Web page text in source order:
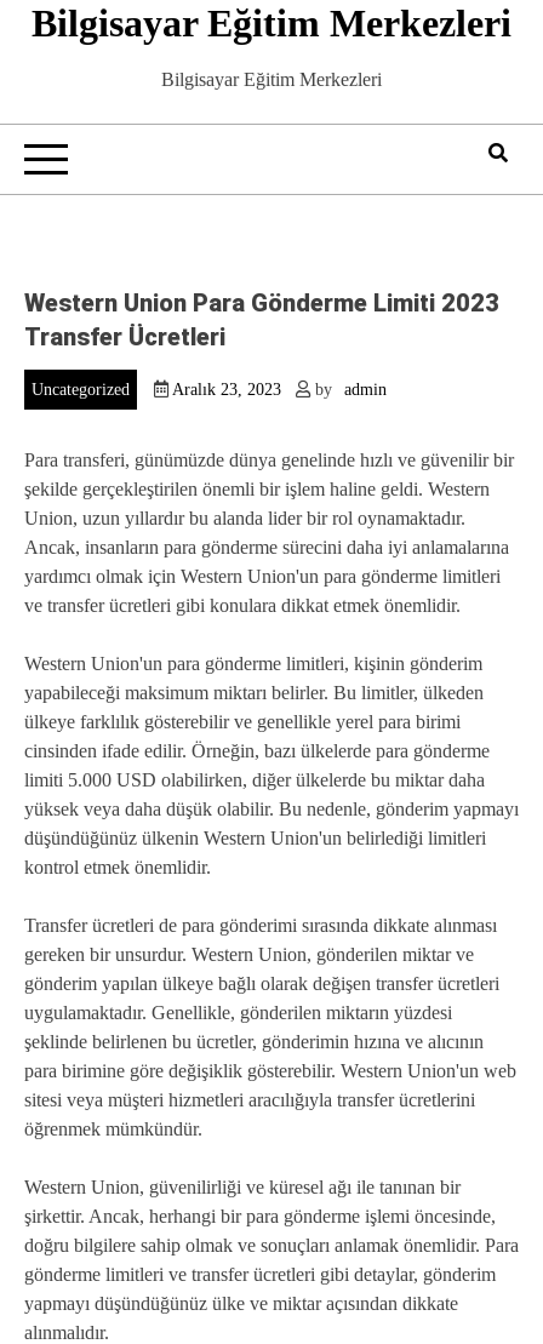
SkipBilgisayar Eğitim Merkezleri
Bilgisayar Eğitim Merkezleri
Western Union Para Gönderme Limiti 2023
Transfer Ücretleri
Uncategorized Aralık 23, 2023 by admin
Para transferi, günümüzde dünya genelinde hızlı ve güvenilir bir
şekilde gerçekleştirilen önemli bir işlem haline geldi. Western
Union, uzun yıllardır bu alanda lider bir rol oynamaktadır.
Ancak, insanların para gönderme sürecini daha iyi anlamalarına
yardımcı olmak için Western Union'un para gönderme limitleri
ve transfer ücretleri gibi konulara dikkat etmek önemlidir.
Western Union'un para gönderme limitleri, kişinin gönderim
yapabileceği maksimum miktarı belirler. Bu limitler, ülkeden
ülkeye farklılık gösterebilir ve genellikle yerel para birimi
cinsinden ifade edilir. Örneğin, bazı ülkelerde para gönderme
limiti 5.000 USD olabilirken, diğer ülkelerde bu miktar daha
yüksek veya daha düşük olabilir. Bu nedenle, gönderim yapmayı
düşündüğünüz ülkenin Western Union'un belirlediği limitleri
kontrol etmek önemlidir.
Transfer ücretleri de para gönderimi sırasında dikkate alınması
gereken bir unsurdur. Western Union, gönderilen miktar ve
gönderim yapılan ülkeye bağlı olarak değişen transfer ücretleri
uygulamaktadır. Genellikle, gönderilen miktarın yüzdesi
şeklinde belirlenen bu ücretler, gönderimin hızına ve alıcının
para birimine göre değişiklik gösterebilir. Western Union'un web
sitesi veya müşteri hizmetleri aracılığıyla transfer ücretlerini
öğrenmek mümkündür.
Western Union, güvenilirliği ve küresel ağı ile tanınan bir
şirkettir. Ancak, herhangi bir para gönderme işlemi öncesinde,
doğru bilgilere sahip olmak ve sonuçları anlamak önemlidir. Para
gönderme limitleri ve transfer ücretleri gibi detaylar, gönderim
yapmayı düşündüğünüz ülke ve miktar açısından dikkate
alınmalıdır.